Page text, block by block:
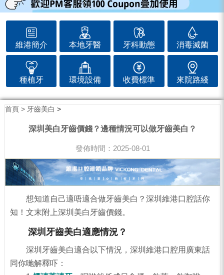
維港簡介 本地牙醫 牙科動態 消毒滅菌
種植牙 環境設備 收費標準 來院路綫
首頁 > 牙齒美白 >
深圳美白牙齒價錢？邊種情況可以做牙齒美白？
發佈時間：2025-08-01
想知道自己適唔適合做牙齒美白？深圳維港口腔話你
知！文末附上深圳美白牙齒價錢。
深圳牙齒美白適應情況？
深圳牙齒美白適合以下情況，深圳維港口腔用廣東話
同你哋解釋吓：